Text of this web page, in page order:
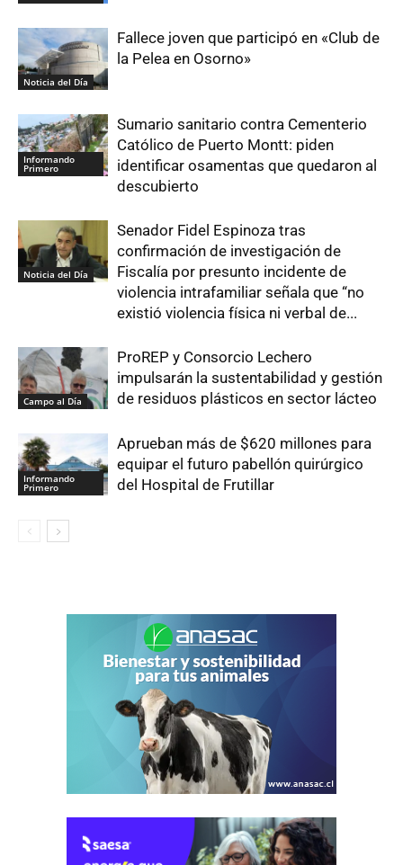
Noticia del Día
Fallece joven que participó en «Club de
la Pelea en Osorno»
Informando
Primero
Sumario sanitario contra Cementerio
Católico de Puerto Montt: piden
identificar osamentas que quedaron al
descubierto
Noticia del Día
Senador Fidel Espinoza tras
confirmación de investigación de
Fiscalía por presunto incidente de
violencia intrafamiliar señala que “no
existió violencia física ni verbal de...
Campo al Día
ProREP y Consorcio Lechero
impulsarán la sustentabilidad y gestión
de residuos plásticos en sector lácteo
Informando
Primero
Aprueban más de $620 millones para
equipar el futuro pabellón quirúrgico
del Hospital de Frutillar